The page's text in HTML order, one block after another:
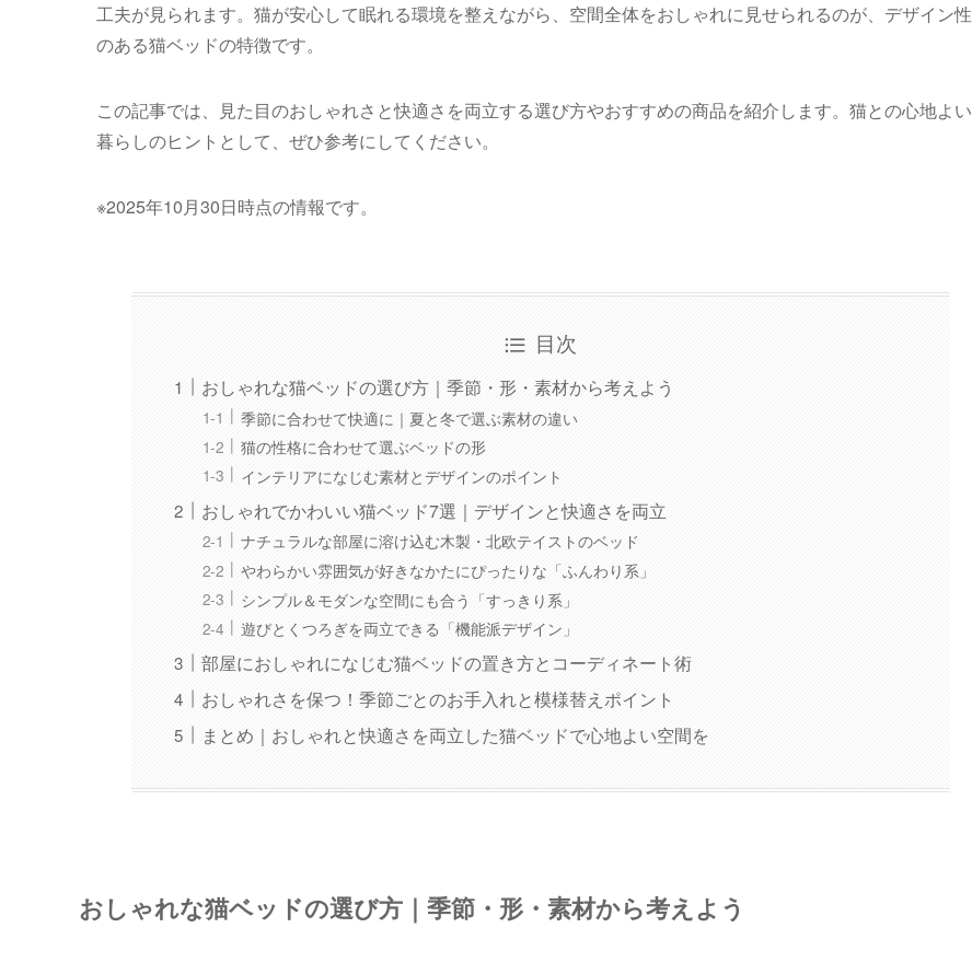
工夫が見られます。猫が安心して眠れる環境を整えながら、空間全体をおしゃれに見せられるのが、デザイン性
のある猫ベッドの特徴です。
この記事では、見た目のおしゃれさと快適さを両立する選び方やおすすめの商品を紹介します。猫との心地よい
暮らしのヒントとして、ぜひ参考にしてください。
※2025年10月30日時点の情報です。
目次
おしゃれな猫ベッドの選び方｜季節・形・素材から考えよう
季節に合わせて快適に｜夏と冬で選ぶ素材の違い
猫の性格に合わせて選ぶベッドの形
インテリアになじむ素材とデザインのポイント
おしゃれでかわいい猫ベッド7選｜デザインと快適さを両立
ナチュラルな部屋に溶け込む木製・北欧テイストのベッド
やわらかい雰囲気が好きなかたにぴったりな「ふんわり系」
シンプル＆モダンな空間にも合う「すっきり系」
遊びとくつろぎを両立できる「機能派デザイン」
部屋におしゃれになじむ猫ベッドの置き方とコーディネート術
おしゃれさを保つ！季節ごとのお手入れと模様替えポイント
まとめ｜おしゃれと快適さを両立した猫ベッドで心地よい空間を
おしゃれな猫ベッドの選び方｜季節・形・素材から考えよう